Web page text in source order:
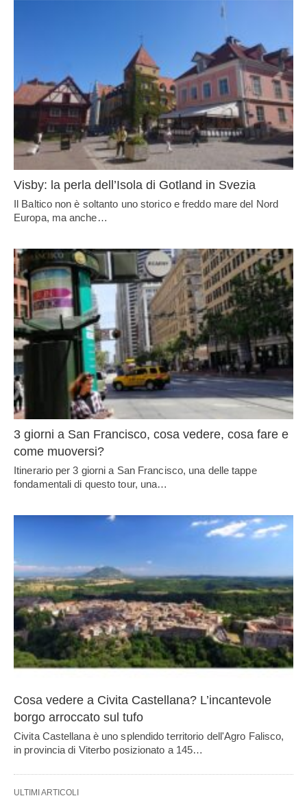
Visby: la perla dell’Isola di Gotland in Svezia
Il Baltico non è soltanto uno storico e freddo mare del Nord
Europa, ma anche…
3 giorni a San Francisco, cosa vedere, cosa fare e
come muoversi?
Itinerario per 3 giorni a San Francisco, una delle tappe
fondamentali di questo tour, una…
Cosa vedere a Civita Castellana? L’incantevole
borgo arroccato sul tufo
Civita Castellana è uno splendido territorio dell'Agro Falisco,
in provincia di Viterbo posizionato a 145…
ULTIMI ARTICOLI